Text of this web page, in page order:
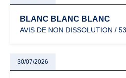
BLANC BLANC BLANC
AVIS DE NON DISSOLUTION /
30/07/2026